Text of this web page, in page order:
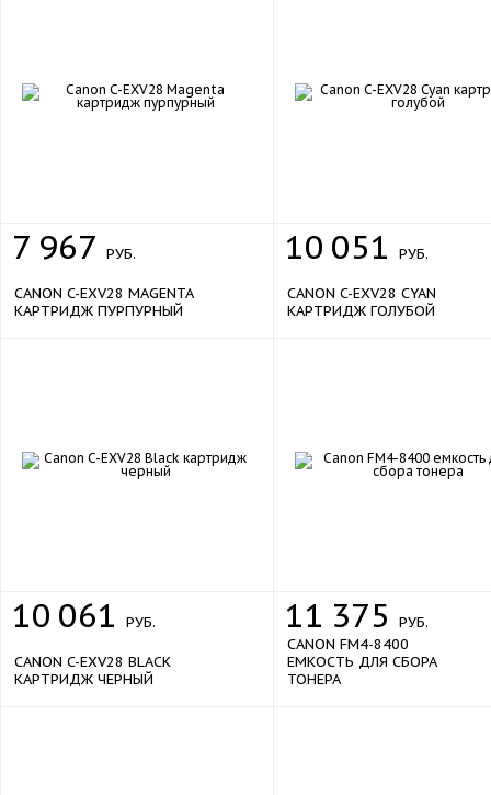
7 967 РУБ.
CANON C-EXV28 MAGENTA
КАРТРИДЖ ПУРПУРНЫЙ
10 051 РУБ.
CANON C-EXV28 CYAN
КАРТРИДЖ ГОЛУБОЙ
10 061 РУБ.
CANON C-EXV28 BLACK
КАРТРИДЖ ЧЕРНЫЙ
11 375
РУБ.
CANON FM4-8400
ЕМКОСТЬ ДЛЯ СБОРА
ТОНЕРА